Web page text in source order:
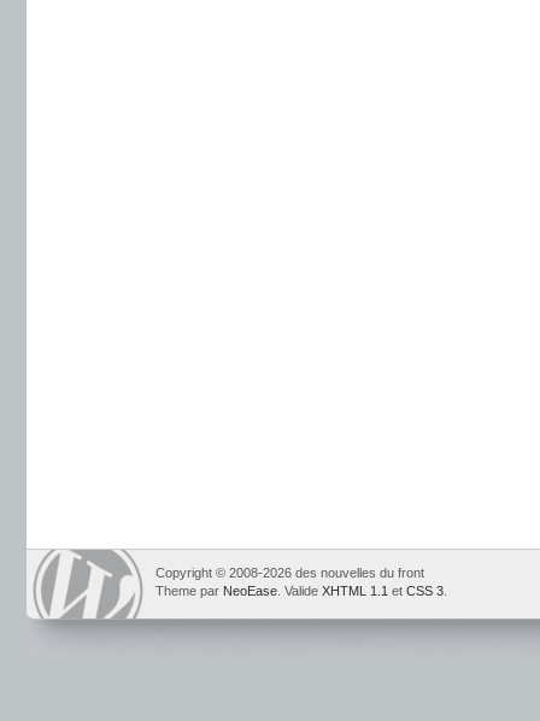
Copyright © 2008-2026 des nouvelles du front
Theme par NeoEase . Valide XHTML 1.1 et CSS 3